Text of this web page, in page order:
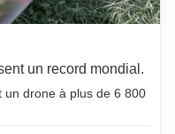
un record mondial.
un drone à plus de 6 800